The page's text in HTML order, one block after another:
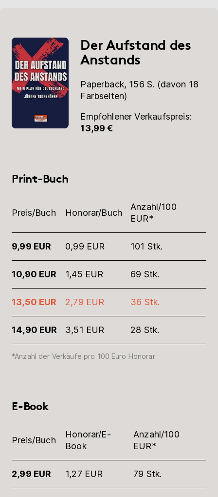
Der Aufstand des
Anstands
Paperback, 156 S. (davon 18
Farbseiten)
Empfohlener Verkaufspreis:
13,99 €
Print-Buch
*Anzahl der Verkäufe pro 100 Euro Honorar
Preis/Buch Honorar/Buch
Anzahl/100
EUR*
9,99 EUR 0,99 EUR 101 Stk.
10,90 EUR 1,45 EUR 69 Stk.
13,50 EUR 2,79 EUR 36 Stk.
14,90 EUR 3,51 EUR 28 Stk.
E-Book
Preis/Buch
Honorar/E-
Book
Anzahl/100
EUR*
2,99 EUR 1,27 EUR 79 Stk.